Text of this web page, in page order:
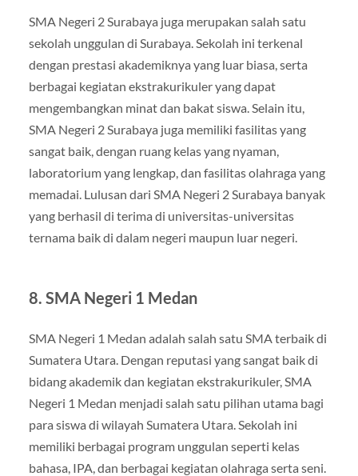
SMA Negeri 2 Surabaya juga merupakan salah satu
sekolah unggulan di Surabaya. Sekolah ini terkenal
dengan prestasi akademiknya yang luar biasa, serta
berbagai kegiatan ekstrakurikuler yang dapat
mengembangkan minat dan bakat siswa. Selain itu,
SMA Negeri 2 Surabaya juga memiliki fasilitas yang
sangat baik, dengan ruang kelas yang nyaman,
laboratorium yang lengkap, dan fasilitas olahraga yang
memadai. Lulusan dari SMA Negeri 2 Surabaya banyak
yang berhasil di terima di universitas-universitas
ternama baik di dalam negeri maupun luar negeri.
8. SMA Negeri 1 Medan
SMA Negeri 1 Medan adalah salah satu SMA terbaik di
Sumatera Utara. Dengan reputasi yang sangat baik di
bidang akademik dan kegiatan ekstrakurikuler, SMA
Negeri 1 Medan menjadi salah satu pilihan utama bagi
para siswa di wilayah Sumatera Utara. Sekolah ini
memiliki berbagai program unggulan seperti kelas
bahasa, IPA, dan berbagai kegiatan olahraga serta seni.